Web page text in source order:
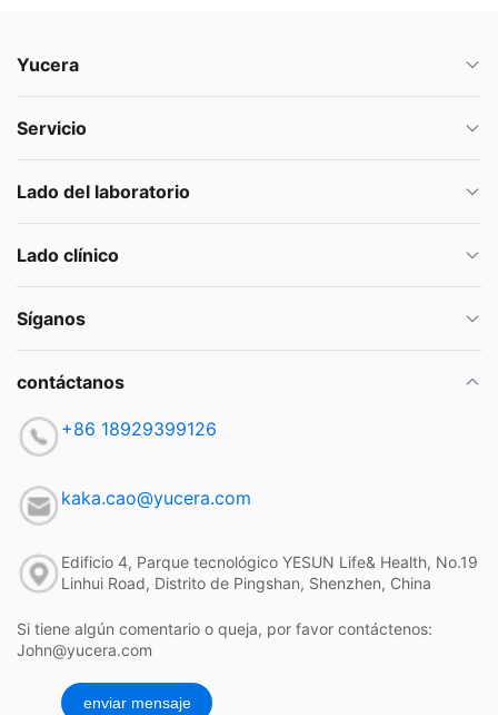
Yucera
Servicio
Lado del laboratorio
Lado clínico
Síganos
contáctanos
+86 18929399126
kaka.cao@yucera.com
Edificio 4, Parque tecnológico YESUN Life& Health, No.19
Linhui Road, Distrito de Pingshan, Shenzhen, China
Si tiene algún comentario o queja, por favor contáctenos:
John@yucera.com
enviar mensaje